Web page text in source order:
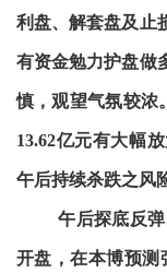
利盘、解套盘及止
有资金勉力护盘做
慎，观望气氛较浓
13.62亿元有大幅
午后持续杀跌之风
午后探底反
开盘，在本博预测